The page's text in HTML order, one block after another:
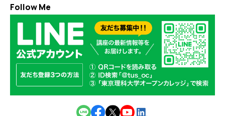
Follow Me